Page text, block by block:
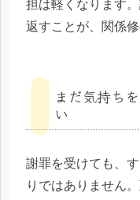
担は軽くなります
返すことが、関係修
まだ気持ち
い
謝罪を受けても、
りではありません